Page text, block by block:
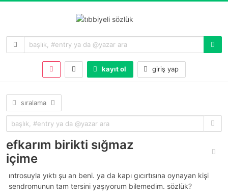
kayıt ol giriş yap
sıralama
efkarım birikti sığmaz
içime
introsuyla yıktı şu an beni. ya da kapı gıcırtısına oynayan kişi
sendromunun tam tersini yaşıyorum bilemedim. sözlük?